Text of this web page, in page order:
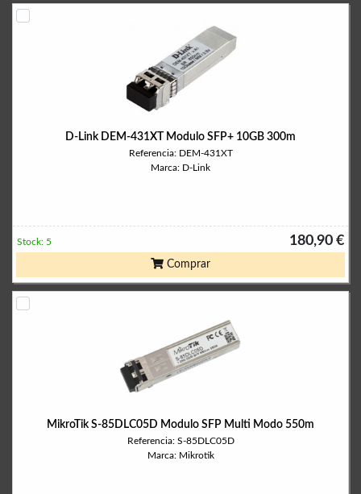
D-Link DEM-431XT Modulo SFP+ 10GB 300m
Referencia: DEM-431XT
Marca: D-Link
180,90 €
Stock: 5
Comprar
MikroTik S-85DLC05D Modulo SFP Multi Modo 550m
Referencia: S-85DLC05D
Marca: Mikrotik